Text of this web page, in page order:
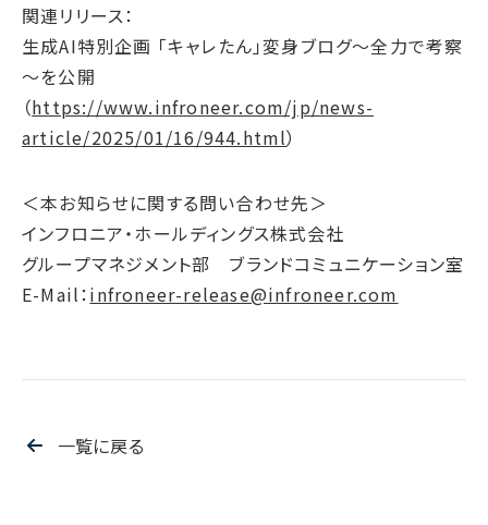
ESGデータ
サステナブルファイナンス
GRIスタンダード対照表
統合報告書ダウンロード
関連リリース：
生成AI特別企画 「キャレたん」変身ブログ～全力で考察
～を公開
（https://www.infroneer.com/jp/news-
article/2025/01/16/944.html）
＜本お知らせに関する問い合わせ先＞
インフロニア・ホールディングス株式会社
グループマネジメント部 ブランドコミュニケーション室
E-Mail：infroneer-release@infroneer.com
一覧に戻る